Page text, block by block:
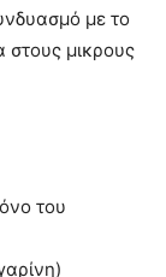
με το
στους μικρους
του